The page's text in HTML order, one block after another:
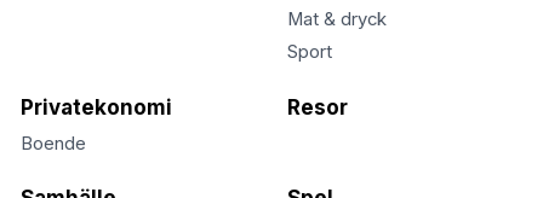
Mat & dryck
Sport
Privatekonomi
Boende
Resor